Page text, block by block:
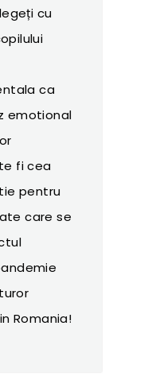
cu
ca
emotional
fi cea
pentru
care se
Romania!